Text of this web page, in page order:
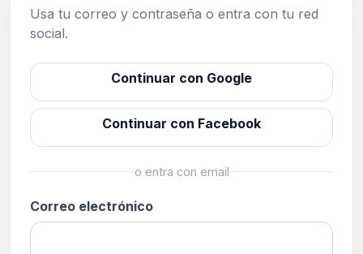
Usa tu correo y contraseña o entra con tu red
social.
Continuar con Google
Continuar con Facebook
o entra con email
Correo electrónico